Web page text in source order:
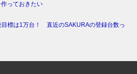
っておきたい
目標は1万台！ 直近のSAKURAの登録台数っ